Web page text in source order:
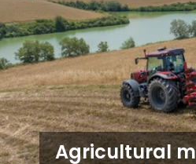
Agricultural